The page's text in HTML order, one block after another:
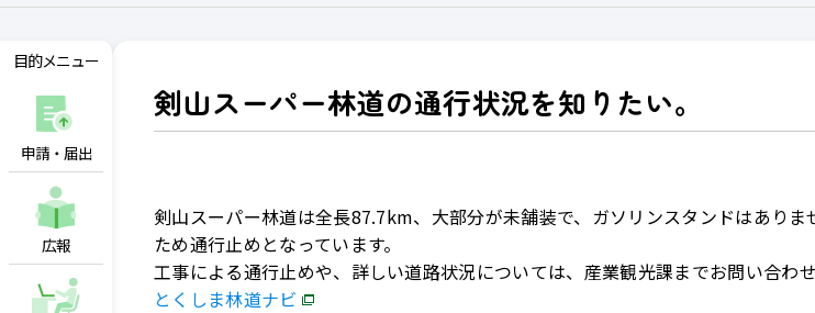
目的メニュー
申請・届出
広報
剣山スーパー林道の通行状況を知りたい。
剣山スーパー林道は全長87.7km、大部分が未舗装で、ガソリンスタンドはあり
ため通行止めとなっています。
工事による通行止めや、詳しい道路状況については、産業観光課までお問い合わせ
とくしま林道ナビ